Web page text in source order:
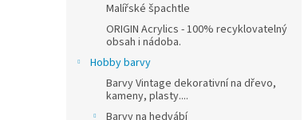
Malířské špachtle
ORIGIN Acrylics - 100% recyklovatelný
obsah i nádoba.
Hobby barvy
Barvy Vintage dekorativní na dřevo,
kameny, plasty....
Barvy na hedvábí